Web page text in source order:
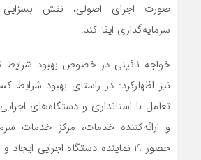
صورت اجرای اصولی، نقش بسزایی
سرمایه‌گذاری ایفا کند.
خواجه نائینی در خصوص بهبود شرایط
نیز اظهارکرد: در راستای بهبود شرایط
تعامل با استانداری و دستگاه‌های
و ارائه‌کننده خدمات، مرکز خدمات
حضور 19 نماینده دستگاه اجرایی